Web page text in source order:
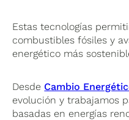
Estas tecnologías
combustibles fósiles y
energético más
Desde Cambio
evolución y trabajamos
basadas en energías